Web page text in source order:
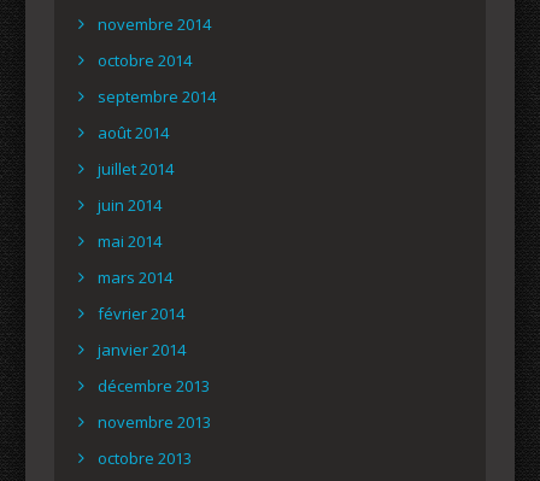
novembre 2014
octobre 2014
septembre 2014
août 2014
juillet 2014
juin 2014
mai 2014
mars 2014
février 2014
janvier 2014
décembre 2013
novembre 2013
octobre 2013